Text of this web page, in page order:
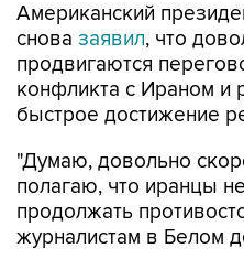
Американский
снова заявил, что
продвигаются
конфликта с Ираном и
быстрое достижение
"Думаю, довольно
полагаю, что иранцы
продолжать
журналистам в Белом